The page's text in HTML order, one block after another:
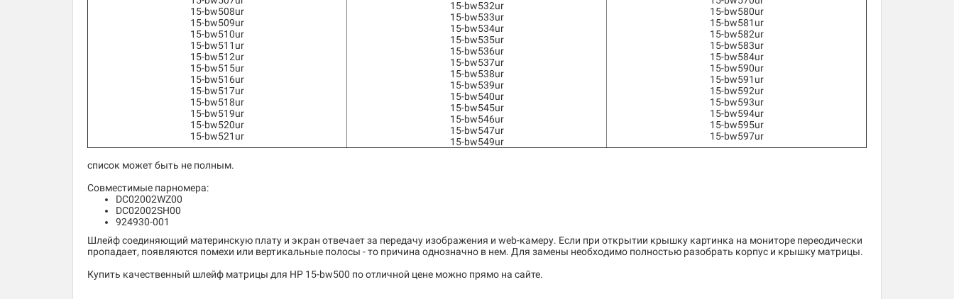
15-bw508ur
15-bw509ur
15-bw510ur
15-bw511ur
15-bw512ur
15-bw515ur
15-bw516ur
15-bw517ur
15-bw518ur
15-bw519ur
15-bw520ur
15-bw521ur
15-bw532ur
15-bw533ur
15-bw534ur
15-bw535ur
15-bw536ur
15-bw537ur
15-bw538ur
15-bw539ur
15-bw540ur
15-bw545ur
15-bw546ur
15-bw547ur
15-bw549ur
15-bw580ur
15-bw581ur
15-bw582ur
15-bw583ur
15-bw584ur
15-bw590ur
15-bw591ur
15-bw592ur
15-bw593ur
15-bw594ur
15-bw595ur
15-bw597ur
список может быть не полным.
Совместимые парномера:
DC02002WZ00
DC02002SH00
924930-001
Шлейф соединяющий материнскую плату и экран отвечает за передачу изображения и web-камеру. Если при открытии крышку картинка на мониторе переодически
пропадает, появляются помехи или вертикальные полосы - то причина однозначно в нем. Для замены необходимо полностью разобрать корпус и крышку матрицы.
Купить качественный шлейф матрицы для HP 15-bw500 по отличной цене можно прямо на сайте.